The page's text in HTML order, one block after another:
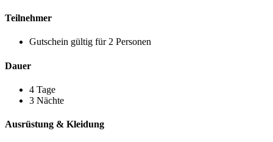
Teilnehmer
Gutschein gültig für 2 Personen
Dauer
4 Tage
3 Nächte
Ausrüstung & Kleidung